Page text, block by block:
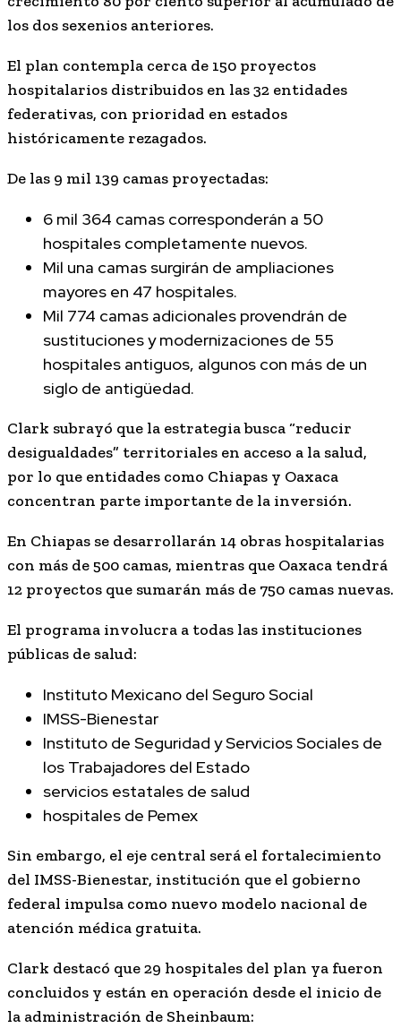
los dos sexenios anteriores.
El plan contempla cerca de 150 proyectos
hospitalarios distribuidos en las 32 entidades
federativas, con prioridad en estados
históricamente rezagados.
De las 9 mil 139 camas proyectadas:
6 mil 364 camas corresponderán a 50
hospitales completamente nuevos.
Mil una camas surgirán de ampliaciones
mayores en 47 hospitales.
Mil 774 camas adicionales provendrán de
sustituciones y modernizaciones de 55
hospitales antiguos, algunos con más de un
siglo de antigüedad.
Clark subrayó que la estrategia busca “reducir
desigualdades” territoriales en acceso a la salud,
por lo que entidades como Chiapas y Oaxaca
concentran parte importante de la inversión.
En Chiapas se desarrollarán 14 obras hospitalarias
con más de 500 camas, mientras que Oaxaca tendrá
12 proyectos que sumarán más de 750 camas nuevas.
El programa involucra a todas las instituciones
públicas de salud:
Instituto Mexicano del Seguro Social
IMSS-Bienestar
Instituto de Seguridad y Servicios Sociales de
los Trabajadores del Estado
servicios estatales de salud
hospitales de Pemex
Sin embargo, el eje central será el fortalecimiento
del IMSS-Bienestar, institución que el gobierno
federal impulsa como nuevo modelo nacional de
atención médica gratuita.
Clark destacó que 29 hospitales del plan ya fueron
concluidos y están en operación desde el inicio de
la administración de Sheinbaum: